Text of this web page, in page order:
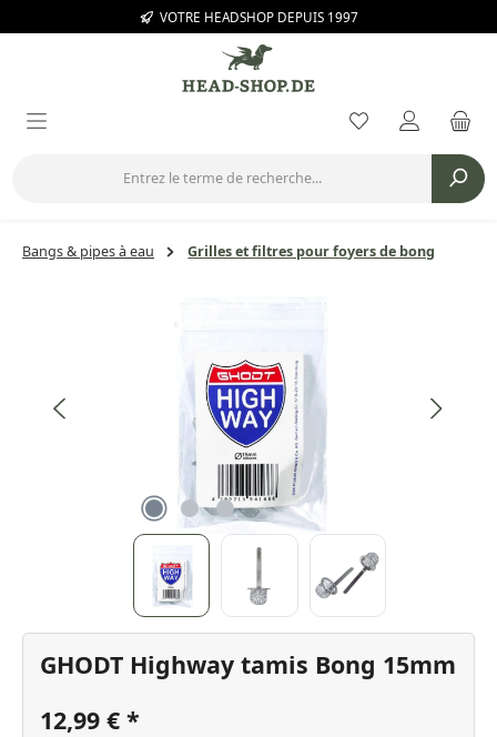
Passer au contenu principalVOTRE HEADSHOP DEPUIS 1997
Vous avez 0
Bangs & pipes à eau Grilles et filtres pour foyers de bong
GHODT Highway tamis Bong 15mm
12,99 €